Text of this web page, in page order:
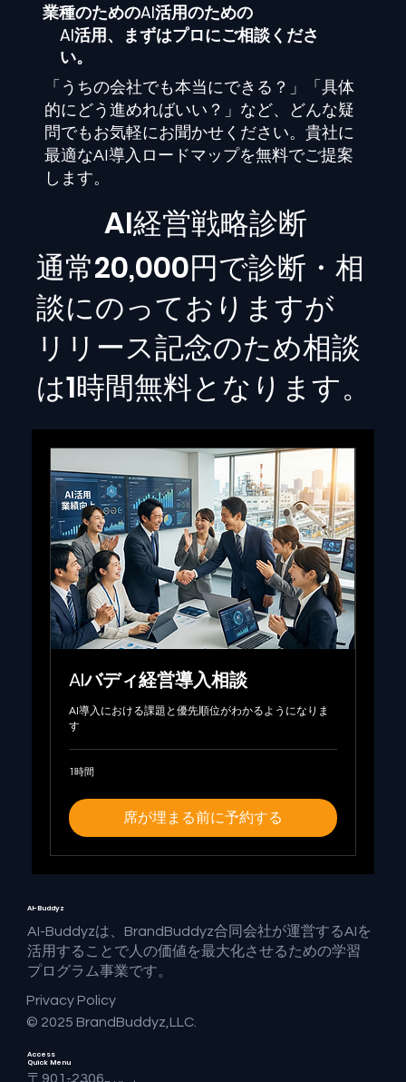
業種のためのAI活用のための
AI活用、まずはプロにご相談くださ
い。
「うちの会社でも本当にできる？」「具体
的にどう進めればいい？」など、どんな疑
問でもお気軽にお聞かせください。貴社に
最適なAI導入ロードマップを無料でご提案
します。
​AI経営戦略診断
通常20,000円で診断・相
談にのっておりますが
リリース記念のため相談
は1時間無料となります。
AIバディ経営導入相談
AI導入における課題と優先順位がわかるようになりま
す
1時間
席が埋まる前に予約する
AI-Buddyz
AI-Buddyzは、BrandBuddyz合同会社が運営するAIを
活用することで人の価値を最大化させるための学習
プログラム事業です。
Privacy Policy
© 2025 BrandBuddyz,LLC.
Access
〒901-2306
Quick Menu